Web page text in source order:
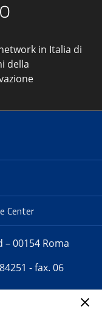
in Italia di
della
Center
00154 Roma
- fax. 06